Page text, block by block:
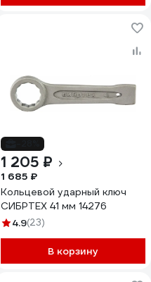
1 205 ₽
1 685 ₽
Кольцевой ударный ключ
СИБРТЕХ 41 мм 14276
4.9(23)
В корзину